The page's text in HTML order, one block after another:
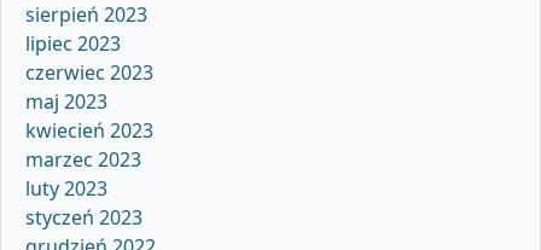
sierpień 2023
lipiec 2023
czerwiec 2023
maj 2023
kwiecień 2023
marzec 2023
luty 2023
styczeń 2023